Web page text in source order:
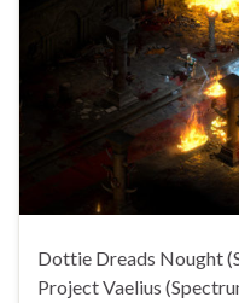
Dottie Dreads Nought
Project Vaelius